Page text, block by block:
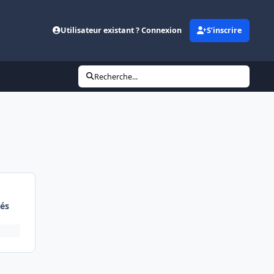
Utilisateur existant ? Connexion S’inscrire
Recherche...